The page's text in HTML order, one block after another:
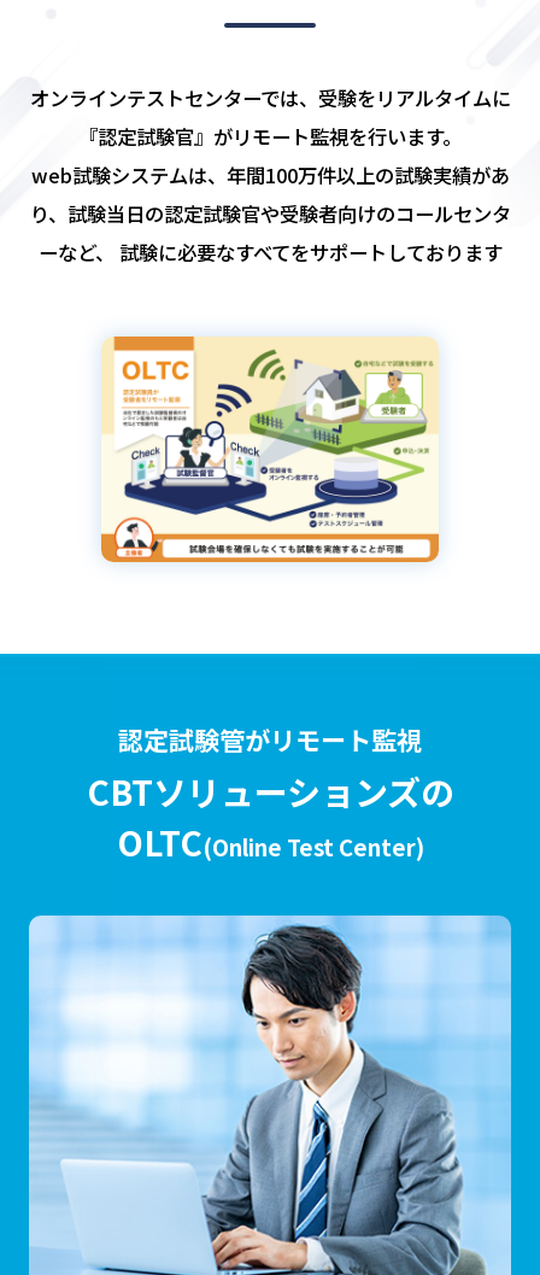
オンラインテストセンターでは、受験をリアルタイムに
『認定試験官』がリモート監視を行います。
web試験システムは、年間100万件以上の試験実績があ
り、試験当日の認定試験官や受験者向けのコールセンタ
ーなど、
試験に必要なすべてをサポートしております
認定試験管がリモート監視
CBTソリューションズの
OLTC(Online Test Center)